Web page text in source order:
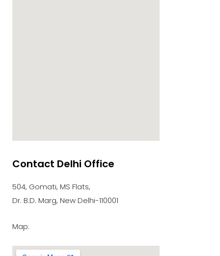
Contact Delhi Office
504, Gomati, MS Flats,
Dr. B.D. Marg, New Delhi-110001
Map: